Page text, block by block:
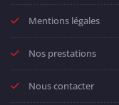
Mentions légales
Nos prestations
Nous contacter